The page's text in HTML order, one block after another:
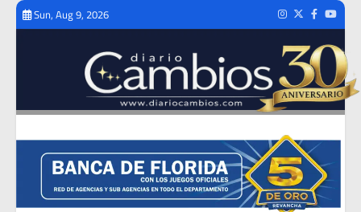
Skip
Sun, Aug 9, 2026 Instagram
TwitterFacebook